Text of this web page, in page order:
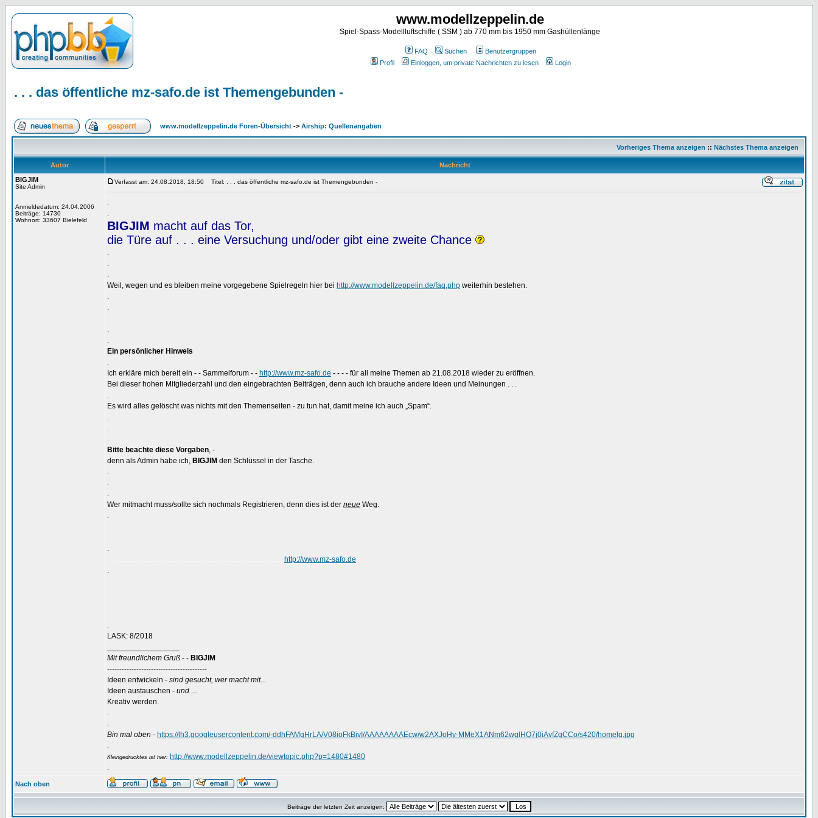
www.modellzeppelin.de
Spiel-Spass-Modellluftschiffe ( SSM ) ab 770 mm bis 1950 mm Gashüllenlänge
FAQ Suchen
Benutzergruppen
Profil
Einloggen, um private Nachrichten zu lesen Login
. . . das öffentliche mz-safo.de ist Themengebunden -
www.modellzeppelin.de Foren-Übersicht -> Airship: Quellenangaben
Vorheriges Thema anzeigen :: Nächstes Thema anzeigen
Autor
Nachricht
BIGJIM
Site Admin
Anmeldedatum: 24.04.2006
Beiträge: 14730
Wohnort: 33607 Bielefeld
Verfasst am: 24.08.2018, 18:50 Titel: . . . das öffentliche mz-safo.de ist Themengebunden -
.
.
BIGJIM macht auf das Tor,
die Türe auf . . . eine Versuchung und/oder gibt eine zweite Chance
.
.
.
Weil, wegen und es bleiben meine vorgegebene Spielregeln hier bei http://www.modellzeppelin.de/faq.php weiterhin bestehen.
.
.
.
.
Ein persönlicher Hinweis
.
Ich erkläre mich bereit ein - - Sammelforum - - http://www.mz-safo.de - - - - für all meine Themen ab 21.08.2018 wieder zu eröffnen.
Bei dieser hohen Mitgliederzahl und den eingebrachten Beiträgen, denn auch ich brauche andere Ideen und Meinungen . . .
.
Es wird alles gelöscht was nichts mit den Themenseiten - zu tun hat, damit meine ich auch „Spam“.
.
.
.
Bitte beachte diese Vorgaben, -
denn als Admin habe ich, BIGJIM den Schlüssel in der Tasche.
.
.
.
Wer mitmacht muss/sollte sich nochmals Registrieren, denn dies ist der neue Weg.
.
.
http://www.mz-safo.de
.
.
LASK: 8/2018
Mit freundlichem Gruß - - BIGJIM
-----------------------------------------
Ideen entwickeln - sind gesucht, wer macht mit...
Ideen austauschen - und ...
Kreativ werden.
.
.
Bin mal oben - https://lh3.googleusercontent.com/-ddhFAMgHrLA/V08ioFkBivI/AAAAAAAAEcw/w2AXJoHy-MMeX1ANm62wglHQ7j0iAvfZgCCo/s420/homelg.jpg
.
Kleingedrucktes ist hier: http://www.modellzeppelin.de/viewtopic.php?p=1480#1480
.
Nach oben
Beiträge der letzten Zeit anzeigen: